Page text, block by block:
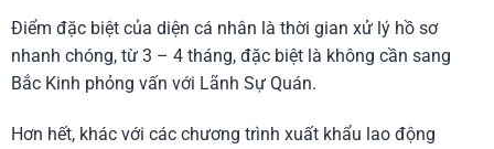
Điểm đặc biệt của diện cá nhân là thời gian xử lý hồ sơ
nhanh chóng, từ 3 – 4 tháng, đặc biệt là không cần sang
Bắc Kinh phỏng vấn với Lãnh Sự Quán.
Hơn hết, khác với các chương trình xuất khẩu lao động